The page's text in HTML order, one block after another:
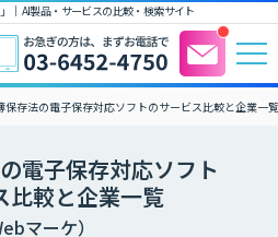
｜ AI製品・サービスの比較・検索サイト
保存法の電子保存対応ソフトのサービス比較と企業一
電子保存対応ソフト
比較と企業一覧
マーケ）